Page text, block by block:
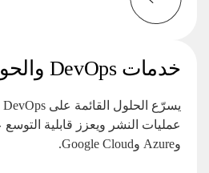
خدمات DevOps والحوسبة السحابية
وAzure وGoogle Cloud.